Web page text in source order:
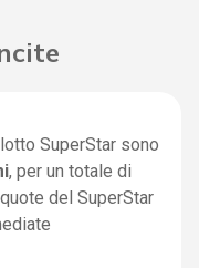
SuperStar sono
, per un totale di
del SuperStar